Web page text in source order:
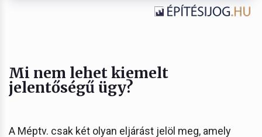
Mi nem lehet kiemelt
jelentőségű ügy?
A Méptv. csak két olyan eljárást jelöl meg, amely